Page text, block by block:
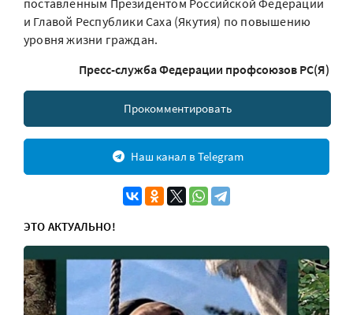
поставленным Президентом Российской Федерации
и Главой Республики Саха (Якутия) по повышению
уровня жизни граждан.
Пресс-служба Федерации профсоюзов РС(Я)
Прокомментировать
Наш канал в Telegram
ЭТО АКТУАЛЬНО!